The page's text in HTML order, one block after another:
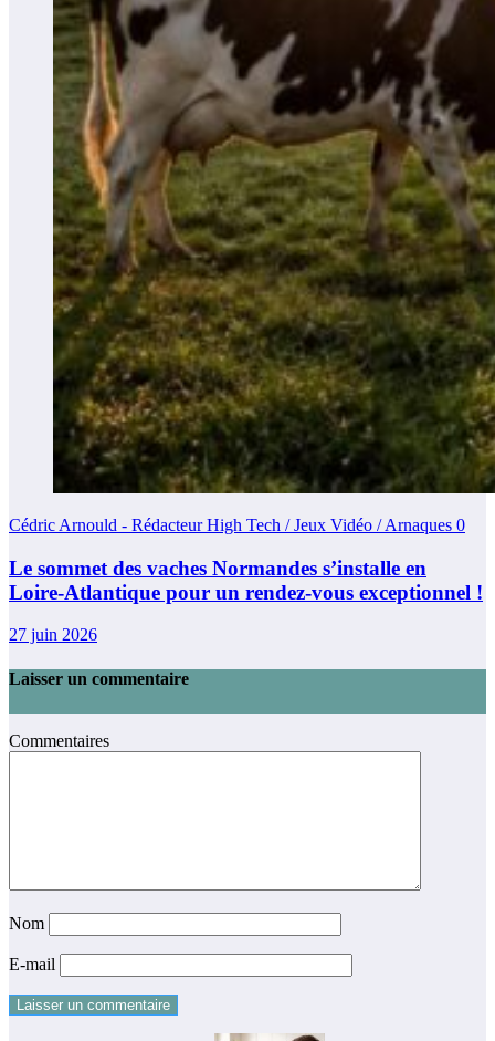
Cédric Arnould - Rédacteur High Tech / Jeux Vidéo / Arnaques 0
Le sommet des vaches Normandes s’installe en
Loire-Atlantique pour un rendez-vous exceptionnel !
27 juin 2026
Laisser un commentaire
Commentaires
Nom
E-mail